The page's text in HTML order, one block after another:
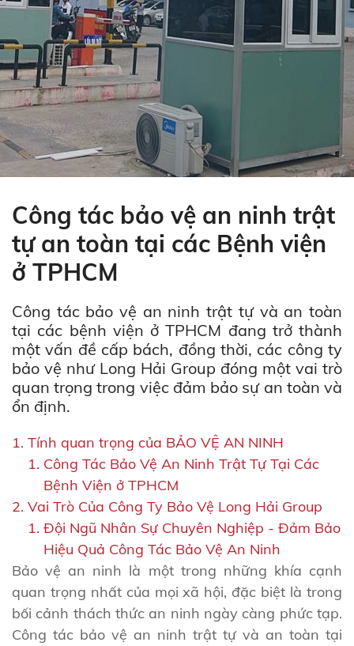
Công tác bảo vệ an ninh trật
tự an toàn tại các Bệnh viện
ở TPHCM
Công tác bảo vệ an ninh trật tự và an toàn
tại các bệnh viện ở TPHCM đang trở thành
một vấn đề cấp bách, đồng thời, các công ty
bảo vệ như Long Hải Group đóng một vai trò
quan trọng trong việc đảm bảo sự an toàn và
ổn định.
Tính quan trọng của BẢO VỆ AN NINH
Công Tác Bảo Vệ An Ninh Trật Tự Tại Các
Bệnh Viện ở TPHCM
Vai Trò Của Công Ty Bảo Vệ Long Hải Group
Đội Ngũ Nhân Sự Chuyên Nghiệp - Đảm Bảo
Hiệu Quả Công Tác Bảo Vệ An Ninh
Bảo vệ an ninh là một trong những khía cạnh
quan trọng nhất của mọi xã hội, đặc biệt là trong
bối cảnh thách thức an ninh ngày càng phức tạp.
Công tác bảo vệ an ninh trật tự và an toàn tại